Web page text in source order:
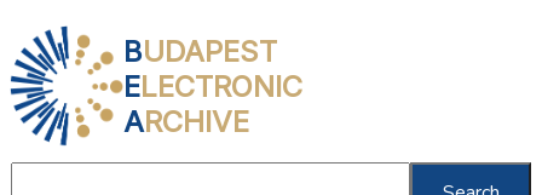
BUDAPEST
ELECTRONIC
ARCHIVE